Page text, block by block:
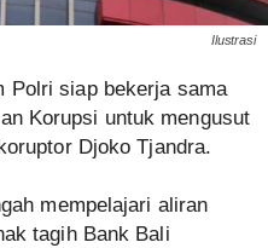
Ilustrasi
Polri siap bekerja sama
Korupsi untuk mengusut
Djoko Tjandra.
mempelajari aliran
tagih Bank Bali